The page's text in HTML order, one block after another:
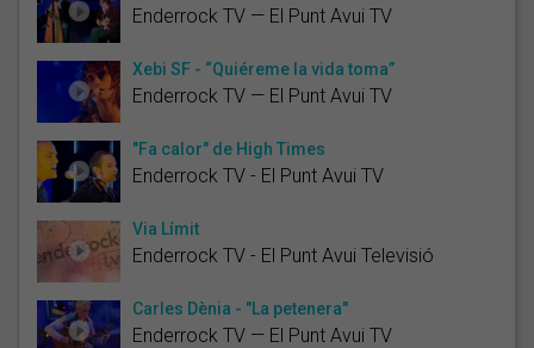
Enderrock TV — El Punt Avui TV
Xebi SF - “Quiéreme la vida toma”
Enderrock TV — El Punt Avui TV
"Fa calor" de High Times
Enderrock TV - El Punt Avui TV
Via Límit
Enderrock TV - El Punt Avui Televisió
Carles Dènia - "La petenera"
Enderrock TV — El Punt Avui TV